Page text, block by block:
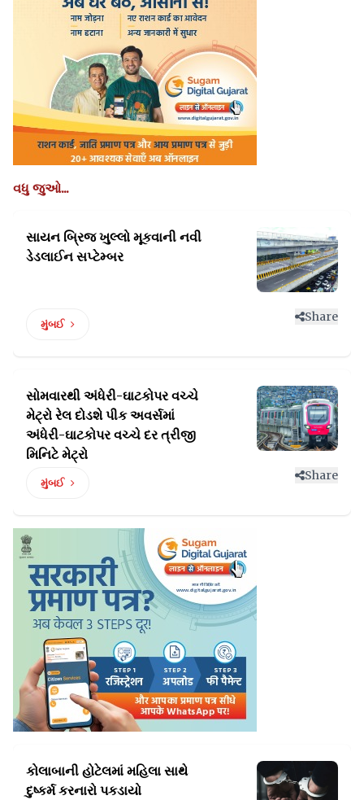
વધુ જુઓ...
સાયન બ્રિજ ખુલ્લો મૂકવાની નવી
ડેડલાઈન સપ્ટેમ્બર
મુંબઈ
Share
સોમવારથી અંધેરી-ઘાટકોપર વચ્ચે
મેટ્રો રેલ દોડશે પીક અવર્સમાં
અંધેરી-ઘાટકોપર વચ્ચે દર ત્રીજી
મિનિટે મેટ્રો
મુંબઈ
Share
કોલાબાની હોટેલમાં મહિલા સાથે
દુષ્કર્મ કરનારો પકડાયો